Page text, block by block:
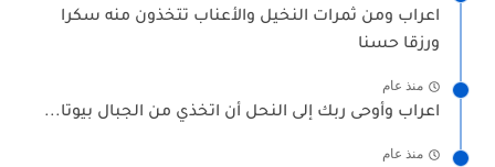
اعراب ومن ثمرات النخيل والأعناب تتخذون منه سكرا
ورزقا حسنا
منذ عام
اعراب وأوحى ربك إلى النحل أن اتخذي من الجبال بيوتا...
منذ عام